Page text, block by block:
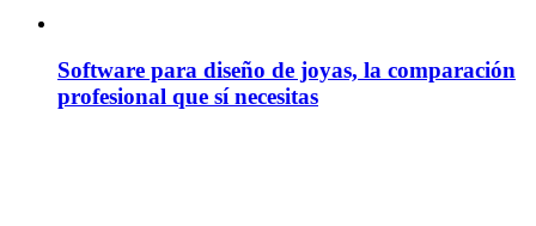
Software para diseño de joyas, la comparación
profesional que sí necesitas